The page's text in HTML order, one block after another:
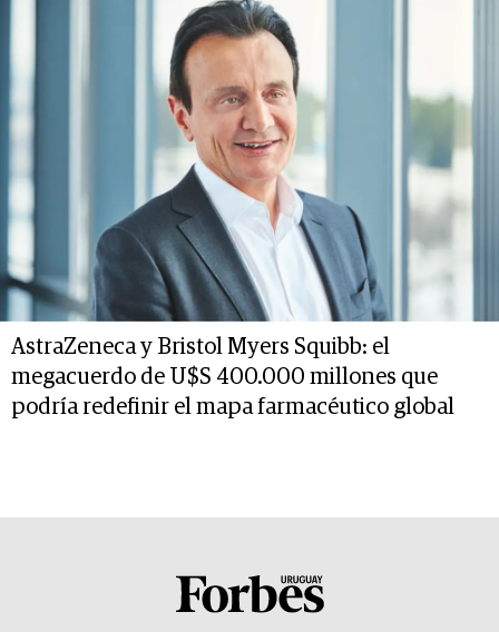
AstraZeneca y Bristol Myers Squibb: el
megacuerdo de U$S 400.000 millones que
podría redefinir el mapa farmacéutico global